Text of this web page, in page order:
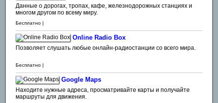
Данные о дорогах, тропах, кафе, железнодорожных станциях и
многом другом по всему миру.
Бесплатно |
Online Radio Box
Позволяет слушать любые онлайн-радиостанции со всего мира.
Бесплатно |
Google Maps
Находите нужные адреса, просматривайте карты и получайте
маршруты для движения.